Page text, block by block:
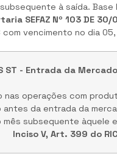
à saída. Base
SEFAZ Nº 103 DE
com vencimento no dia
ST - Entrada da
nas operações com
da entrada da
subsequente àquele
Inciso V, Art. 399 do